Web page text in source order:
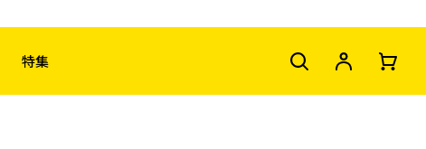
特集